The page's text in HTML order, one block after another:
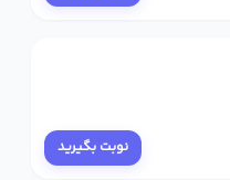
نوبت بگیرید